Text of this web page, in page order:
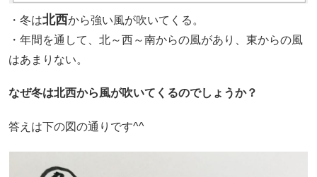
・冬は北西から強い風が吹いてくる。
・年間を通して、北～西～南からの風があり、東からの風
はあまりない。
なぜ冬は北西から風が吹いてくるのでしょうか？
答えは下の図の通りです^^